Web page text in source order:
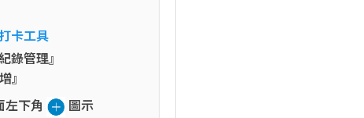
卡工具
錄管理』
』
左下角
圖示